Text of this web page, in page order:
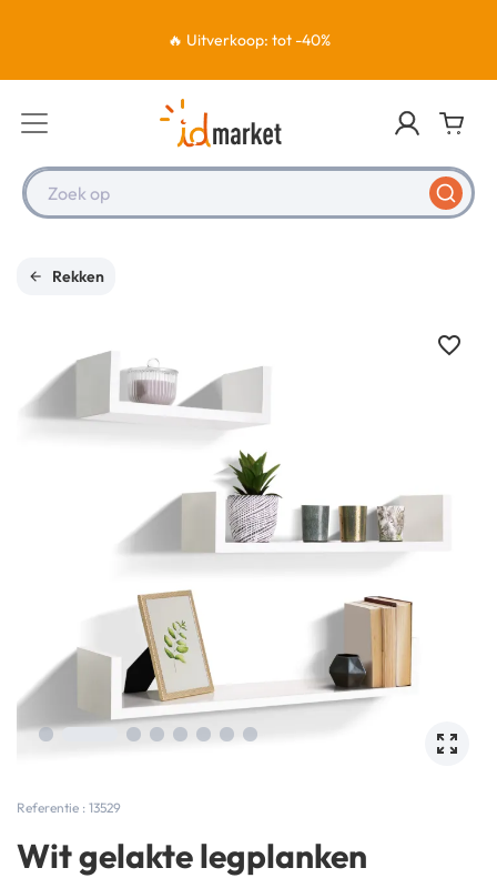
🔥 Uitverkoop: tot -40%
Zoek op
Rekken
Referentie : 13529
Wit gelakte legplanken
favorite_border